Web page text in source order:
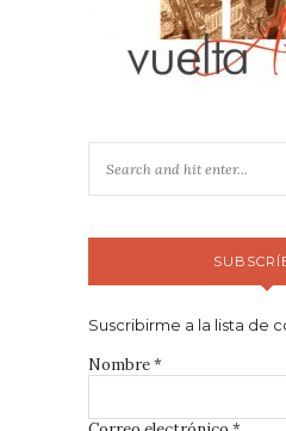
Suscribirme a la lista de
Nombre*